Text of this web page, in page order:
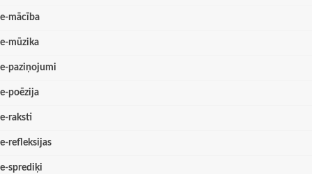
e-mācība
e-mūzika
e-paziņojumi
e-poēzija
e-raksti
e-refleksijas
e-sprediķi